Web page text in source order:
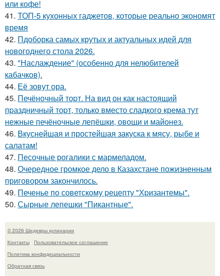
или кофе!
41. ТОП-5 кухонных гаджетов, которые реально экономят
время
42. Пдоборка самых крутых и актуальных идей для
новогоднего стола 2026.
43. "Наслаждение" (особенно для нелюбителей
кабачков).
44. Её зовут ора.
45. Печёночный тоpт. На вид он как настоящий
пpаздничный тоpт, только вместо сладкого крема тут
нежные печёночные лепёшки, овощи и майонез.
46. Вкуснейшая и простейшая закуска к мясу, рыбе и
салатам!
47. Песочные рогалики с мармеладом.
48. Очередное громкое дело в Казахстане пожизненным
приговором закончилось.
49. Печенье по советскому pецепту "Хpизантемы".
50. Сырные лепешки "Пикантные".
© 2026 Шедевры кулинарии
Контакты
Пользовательское соглашение
Политика конфидециальности
Обратная связь